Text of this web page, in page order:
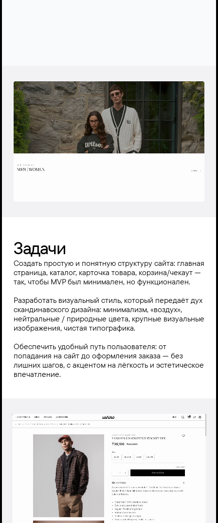
Задачи
Создать простую и понятную структуру сайта: главная
страница, каталог, карточка товара, корзина/чекаут —
так, чтобы MVP был минимален, но функционален.
Разработать визуальный стиль, который передаёт дух
скандинавского дизайна: минимализм, «воздух»,
нейтральные / природные цвета, крупные визуальные
изображения, чистая типографика.
Обеспечить удобный путь пользователя: от
попадания на сайт до оформления заказа — без
лишних шагов, с акцентом на лёгкость и эстетическое
впечатление.